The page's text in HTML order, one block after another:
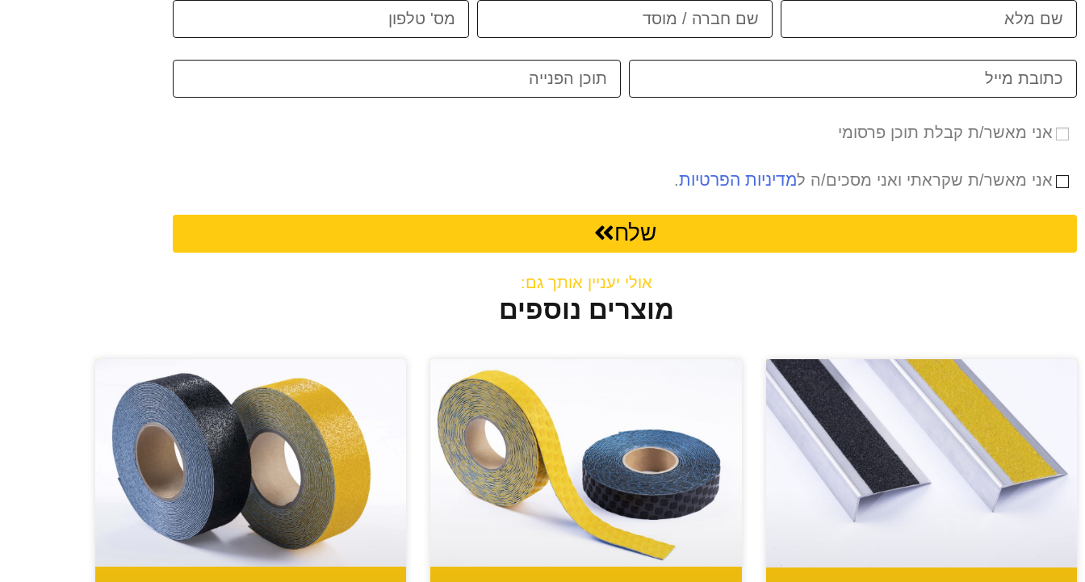
אני מאשר/ת קבלת תוכן פרסומי
אני מאשר/ת שקראתי ואני מסכים/ה למדיניות הפרטיות.
שלח
אולי יעניין אותך גם:
מוצרים נוספים